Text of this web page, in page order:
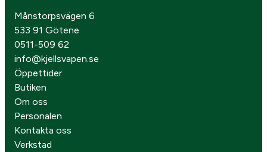
Månstorpsvägen 6
533 91 Götene
0511-509 62
info@kjellsvapen.se
Öppettider
Butiken
Om oss
Personalen
Kontakta oss
Verkstad